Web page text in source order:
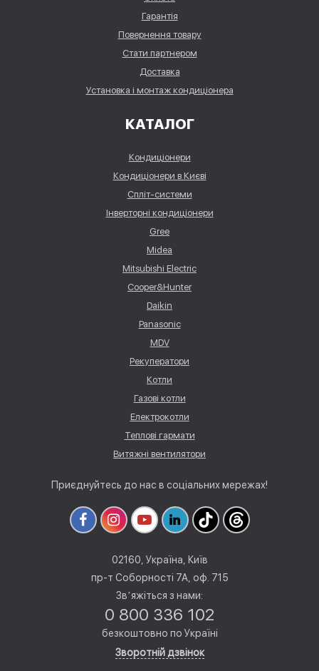
Гарантія
Повернення товару
Стати партнером
Доставка
Установка і монтаж кондиціонера
КАТАЛОГ
Кондиціонери
Кондиціонери в Києві
Спліт-системи
Інверторні кондиціонери
Gree
Midea
Mitsubishi Electric
Cooper&Hunter
Daikin
Panasonic
MDV
Рекуператори
Котли
Газові котли
Електрокотли
Теплові гармати
Витяжні вентилятори
Приєднуйтесь до нас в соціальних мережах!
02160, Україна, Київ
пр-т Соборності 7А, оф. 715
Звʼяжіться з нами:
0 800 336 102
безкоштовно по Україні
Зворотній дзвінок